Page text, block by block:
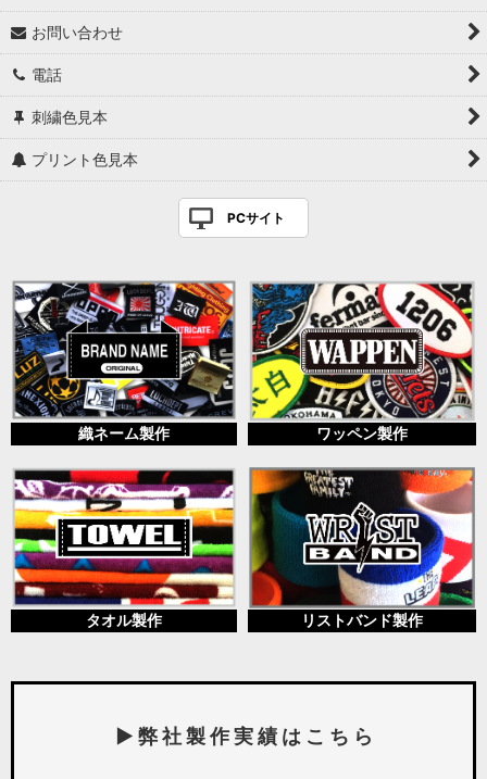
お問い合わせ
電話
刺繍色見本
プリント色見本
PCサイト
織ネーム製作 ワッペン製作
タオル製作 リストバンド製作
▶ 弊 社 製 作 実 績 は こ ち ら